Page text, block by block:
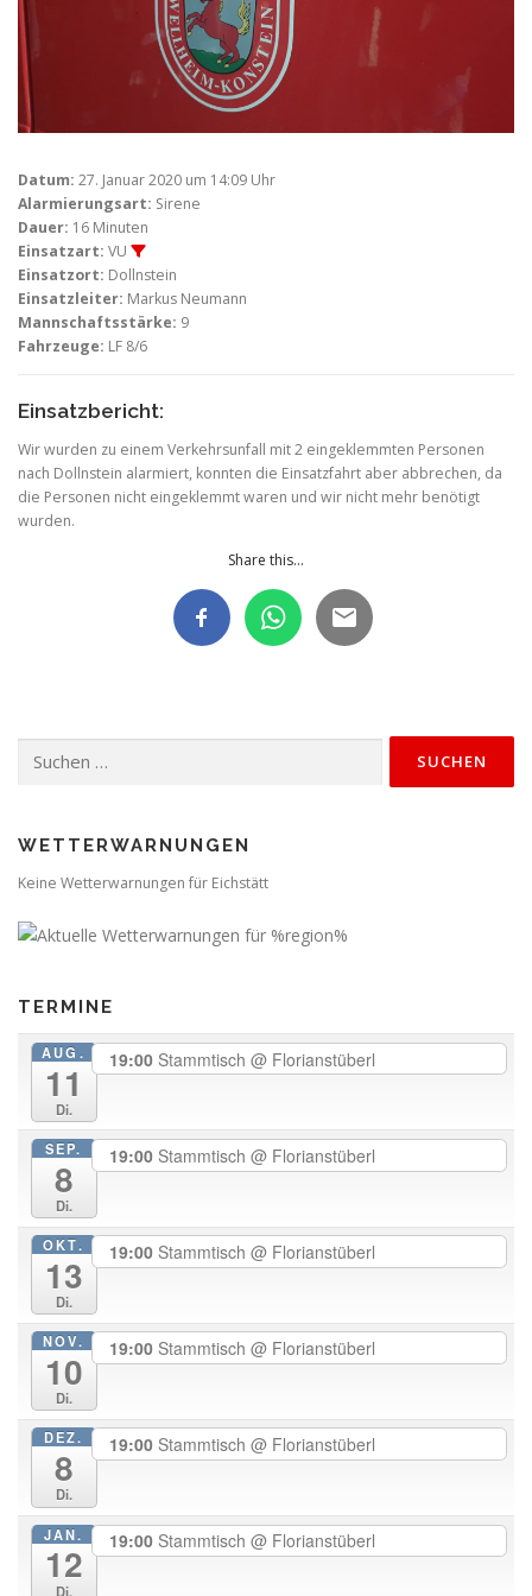
Datum: 27. Januar 2020 um 14:09 Uhr
Alarmierungsart: Sirene
Dauer: 16 Minuten
Einsatzart: VU
Einsatzort: Dollnstein
Einsatzleiter: Markus Neumann
Mannschaftsstärke: 9
Fahrzeuge: LF 8/6
Einsatzbericht:
Wir wurden zu einem Verkehrsunfall mit 2 eingeklemmten Personen
nach Dollnstein alarmiert, konnten die Einsatzfahrt aber abbrechen, da
die Personen nicht eingeklemmt waren und wir nicht mehr benötigt
wurden.
Share this...
nach:
WETTERWARNUNGEN
Keine Wetterwarnungen für Eichstätt
TERMINE
AUG.
11
Di.
19:00 Stammtisch @ Florianstüberl
SEP.
8
Di.
19:00 Stammtisch @ Florianstüberl
OKT.
13
Di.
19:00 Stammtisch @ Florianstüberl
NOV.
10
Di.
19:00 Stammtisch @ Florianstüberl
DEZ.
8
Di.
19:00 Stammtisch @ Florianstüberl
JAN.
12
Di.
19:00 Stammtisch @ Florianstüberl